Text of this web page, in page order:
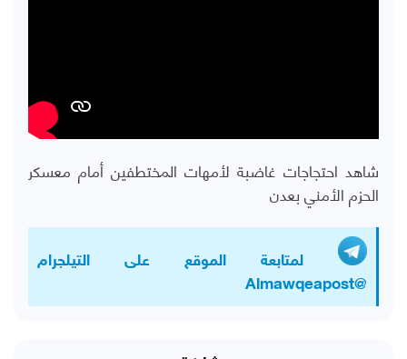
شاهد احتجاجات غاضبة لأمهات المختطفين أمام معسكر
الحزم الأمني بعدن
لمتابعة الموقع على التيلجرام
@Almawqeapost